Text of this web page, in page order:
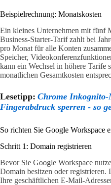
Beispielrechnung: Monatskosten
Ein kleines Unternehmen mit fünf
Business-Starter-Tarif zahlt bei
pro Monat für alle Konten
Speicher,
kann ein Wechsel in höhere Tarife
monatlichen Gesamtkosten
Lesetipp: Chrome Inkognito-
Fingerabdruck sperren - so
So richten Sie Google Workspace
Schritt 1: Domain registrieren
Bevor Sie Google Workspace
Domain besitzen oder
Ihre geschäftlichen E-Mail-